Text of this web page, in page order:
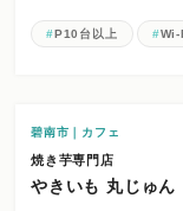
P10台以上 Wi-
碧南市｜カフェ
焼き芋専門店
やきいも 丸じゅん